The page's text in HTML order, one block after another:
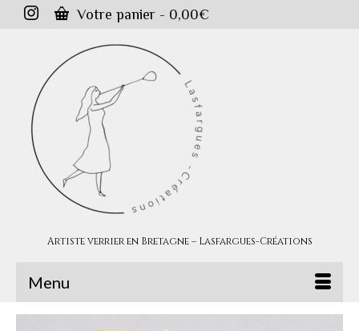
Votre panier - 0,00€
Artiste verrier en Bretagne – Lasfargues-Créations
Menu